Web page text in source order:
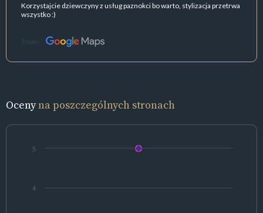
Korzystajcie dziewczyny z usług paznokci bo warto, stylizacja przetrwa
wszystko :)
Źródło:
Ocenyna poszczególnych stronach
4
5